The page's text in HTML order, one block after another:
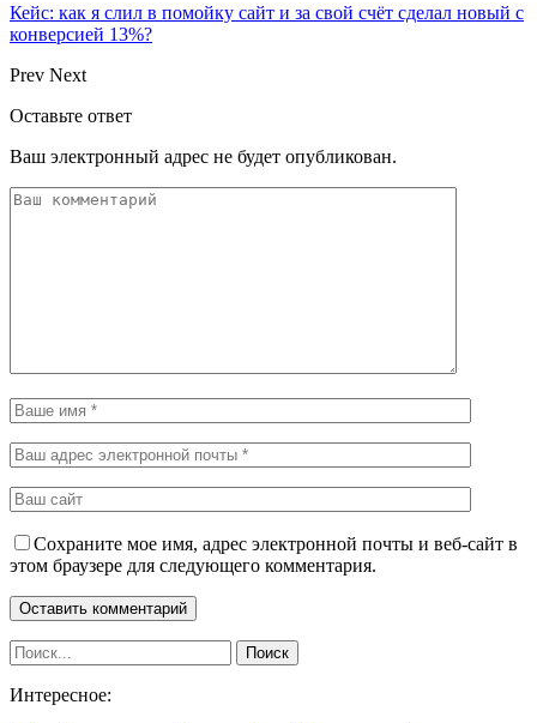
Кейс: как я слил в помойку сайт и за свой счёт сделал новый с
конверсией 13%?
Prev Next
Оставьте ответ
Ваш электронный адрес не будет опубликован.
Сохраните мое имя, адрес электронной почты и веб-сайт в
этом браузере для следующего комментария.
Интересное: